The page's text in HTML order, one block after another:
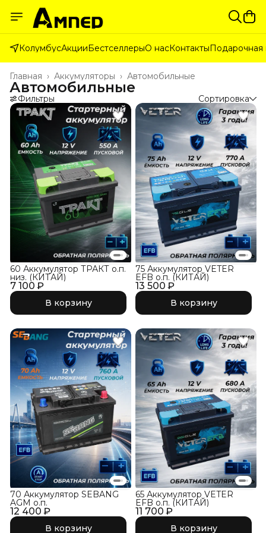
КолумбусАкцииБестселлерыО насКонтактыПодарочная
Автомобильные
Аккумуляторы ›
Главная ›
Автомобильные
Фильтры Сортировка
7 100 ₽
60 Аккумулятор ТРАКТ о.п.
низ. (КИТАЙ)
В корзину
13 500 ₽
75 Аккумулятор VETER
EFB о.п. (КИТАЙ)
В корзину
12 400 ₽
70 Аккумулятор SEBANG
AGM о.п.
В корзину
11 700 ₽
65 Аккумулятор VETER
EFB о.п. (КИТАЙ)
В корзину